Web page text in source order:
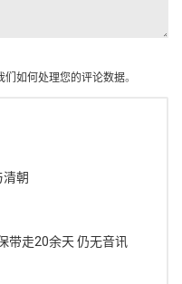
们如何处理您的评论数据。
朝
带走20余天 仍无音讯